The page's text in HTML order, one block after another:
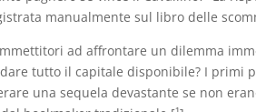
manualmente sul libro delle
ad affrontare un dilemma
tutto il capitale disponibile? I primi
una sequela devastante se non